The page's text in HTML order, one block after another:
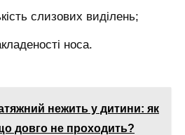
слизових виділень;
носа.
нежить у дитини: як
довго не проходить?